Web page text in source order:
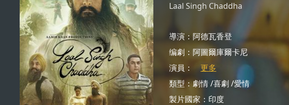
Laal Singh Chaddha
導演：阿德瓦香登
编劇：阿圖爾庫爾卡尼
演員：
更多
類型：劇情 喜劇 愛情
製片國家： 印度